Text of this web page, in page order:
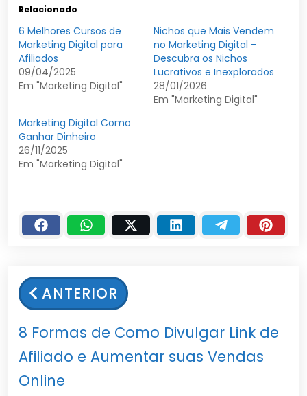
Relacionado
6 Melhores Cursos de
Marketing Digital para
Afiliados
09/04/2025
Em "Marketing Digital"
Nichos que Mais Vendem
no Marketing Digital –
Descubra os Nichos
Lucrativos e Inexplorados
28/01/2026
Em "Marketing Digital"
Marketing Digital Como
Ganhar Dinheiro
26/11/2025
Em "Marketing Digital"
ANTERIOR
8 Formas de Como Divulgar Link de
Afiliado e Aumentar suas Vendas
Online